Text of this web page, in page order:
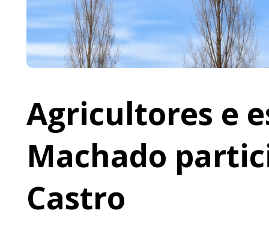
Agricultores e
Machado
Castro